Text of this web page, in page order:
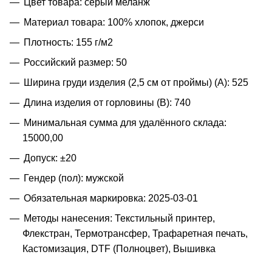
Цвет товара: серый меланж
Материал товара: 100% хлопок, джерси
Плотность: 155 г/м2
Российский размер: 50
Ширина груди изделия (2,5 см от проймы) (A): 525
Длина изделия от горловины (B): 740
Минимальная сумма для удалённого склада:
15000,00
Допуск: ±20
Гендер (пол): мужской
Обязательная маркировка: 2025-03-01
Методы нанесения: Текстильный принтер,
Флекстран, Термотрансфер, Трафаретная печать,
Кастомизация, DTF (Полноцвет), Вышивка